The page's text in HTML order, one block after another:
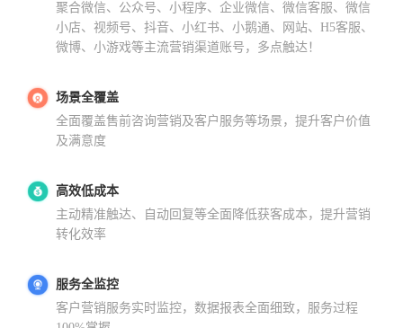
聚合微信、公众号、小程序、企业微信、微信客服、微信
小店、视频号、抖音、小红书、小鹅通、网站、H5客服、
微博、小游戏等主流营销渠道账号，多点触达！
场景全覆盖
全面覆盖售前咨询营销及客户服务等场景，提升客户价值
及满意度
高效低成本
主动精准触达、自动回复等全面降低获客成本，提升营销
转化效率
服务全监控
客户营销服务实时监控，数据报表全面细致，服务过程